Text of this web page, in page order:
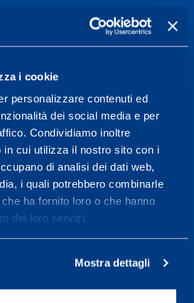
i cookie
personalizzare contenuti ed
dei social media e per
Condividiamo inoltre
in cui utilizza il nostro sito con i
di analisi dei dati web,
i quali potrebbero combinarle
ha fornito loro o che hanno
dei loro servizi.
Mostra dettagli
per l'alta
ed il